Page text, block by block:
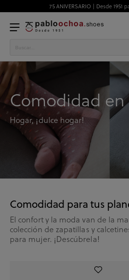
75 ANIVERSARIO | Desde 1951
Comodidad en
Hogar, ¡dulce hogar!
Comodidad para tus
El confort y la moda van de la
colección de zapatillas y
para mujer. ¡Descúbrela!